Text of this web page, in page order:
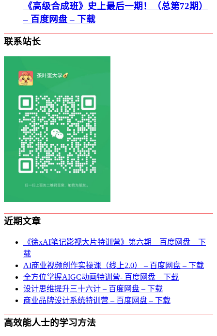
《高级合成班》史上最后一期！（总第72期）
– 百度网盘 – 下载
联系站长
近期文章
《徐xAI笔记影视大片特训营》第六期 – 百度网盘 – 下
载
AI商业视频创作实操课（线上2.0） – 百度网盘 – 下载
全方位掌握AIGC动画特训营- 百度网盘 – 下载
设计思维提升三十六计 – 百度网盘 – 下载
商业品牌设计系统特训营 – 百度网盘 – 下载
高效能人士的学习方法